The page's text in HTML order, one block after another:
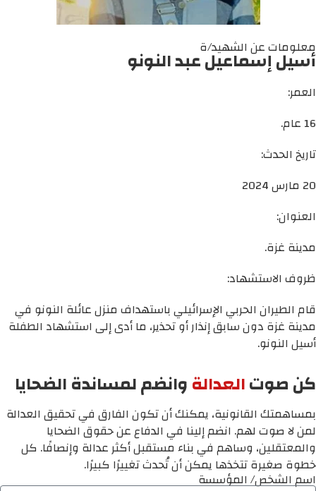
معلومات عن الشهيد/ة
أسيل إسماعيل عبد النونو
العمر:
16 عام.
تاريخ الحدث:
20 مارس 2024
العنوان:
مدينة غزة.
ظروف الاستشهاد:
قام الطيران الحربي الإسرائيلي باستهداف منزل عائلة النونو في
مدينة غزة دون سابق إنذار أو تحذير، ما أدى إلى استشهاد الطفلة
أسيل النونو.
كن صوتالعدالةوانضم لمساندة الضحايا
بمساهمتك القانونية، يمكنك أن تكون الفارق في تحقيق العدالة
لمن لا صوت لهم. انضم إلينا في الدفاع عن حقوق الضحايا
والمعتقلين، وساهم في بناء مستقبل أكثر عدالة وإنصافًا. كل
خطوة صغيرة تتخذها يمكن أن تُحدث تغييرًا كبيرًا.
اسم الشخص/ المؤسسة